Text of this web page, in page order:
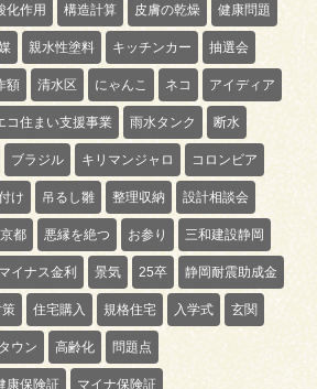
化作用 構造計算 皮膚の乾燥 健康問題
親水性塗料 キッチンカー 抽選会
額 清水区 にゃんこ ネコ アイディア
コ住まい支援事業 雨水タンク 断水
ブラジル キリマンジャロ コロンビア
け 吊るし雛 整理収納 設計相談会
京都 悪縁を絶つ お参り 三和建設静岡
マイナス金利 景気 25卒 静岡耐震助成金
策 住宅購入 規格住宅 入学式 玄関
ウン 高齢化 問題点
康保険証 マイナ保険証